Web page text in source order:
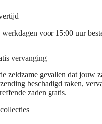
werkdagen voor 15:00 uur
vervanging
zeldzame gevallen dat jouw
beschadigd raken,
zaden gratis.